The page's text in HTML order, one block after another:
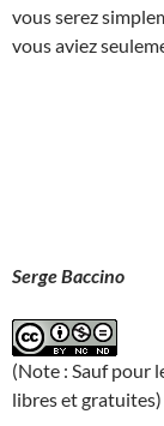
vous serez
vous aviez
Serge Baccino
(Note : Sauf pour
libres et gratuites)